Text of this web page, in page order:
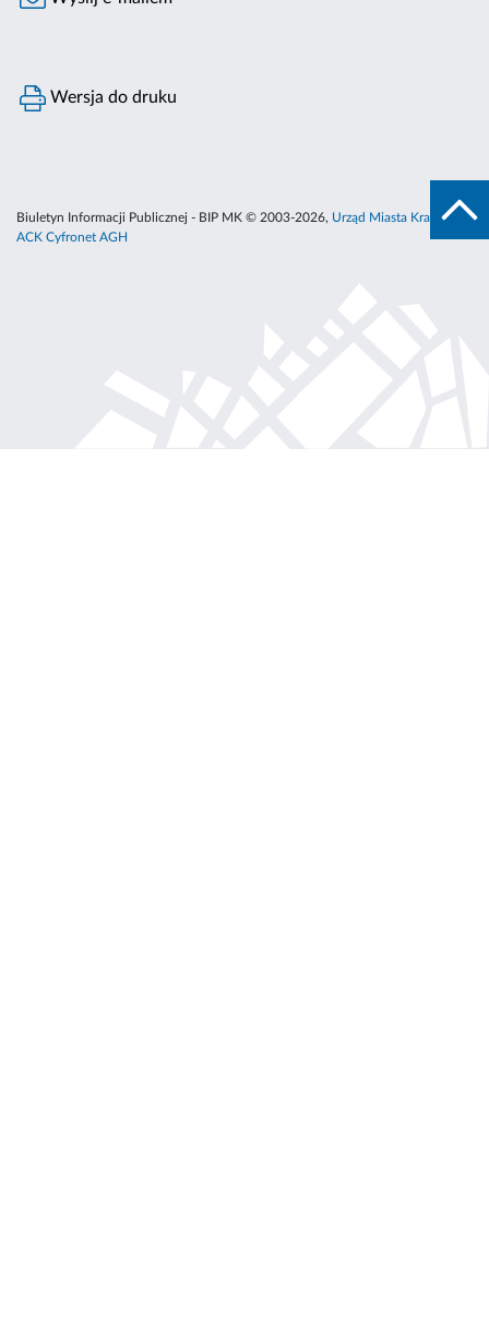
Wersja do druku
Biuletyn Informacji Publicznej - BIP MK © 2003-2026, Urząd Miasta Krakowa
ACK Cyfronet AGH